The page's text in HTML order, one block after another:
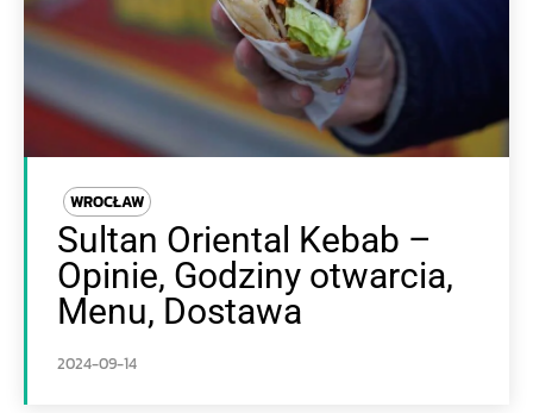
WROCŁAW
Sultan Oriental Kebab –
Opinie, Godziny otwarcia,
Menu, Dostawa
2024-09-14